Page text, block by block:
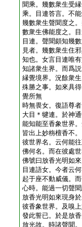
聞乘。幾數衆生受
乘。目連答言。不
幾數衆生聲聞度之
數衆生佛能度之。
目連。聲聞頗知幾
見者。幾數衆生住
知也。女言目連唯
知諸衆生界。而爲
縁覺境界。況餘衆
殊勝之事。如來具
覺所無
時無畏女。復語尊
大目＊犍連。於神
能知能至香象世界
皆出上妙栴檀香不
彼世界名。云何能
佛何名。而在彼處
佛號曰放香光明如
目連語女。今者云
起于座不動威儀。
心時。能過一切聲
放香光明如來現身
彼香象世界。及嗅
發此誓已。於是放
放光故。時諸聲聞